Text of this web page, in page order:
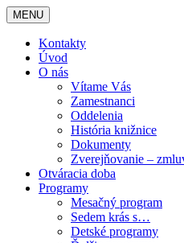
MENU
Kontakty
Úvod
O nás
Vítame Vás
Zamestnanci
Oddelenia
História knižnice
Dokumenty
Zverejňovanie –
Otváracia doba
Programy
Mesačný program
Sedem krás s…
Detské programy